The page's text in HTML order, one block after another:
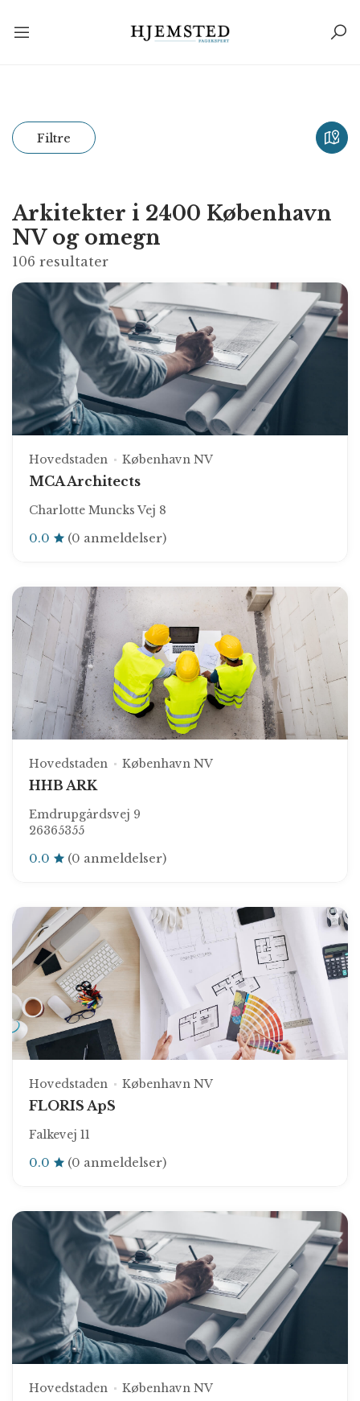
Filtre
Arkitekter i 2400 København
NV og omegn
106 resultater
Hovedstaden København NV
MCA Architects
Charlotte Muncks Vej 8
0.0 (0 anmeldelser)
Hovedstaden København NV
HHB ARK
Emdrupgårdsvej 9
26365355
0.0 (0 anmeldelser)
Hovedstaden København NV
FLORIS ApS
Falkevej 11
0.0 (0 anmeldelser)
Hovedstaden København NV